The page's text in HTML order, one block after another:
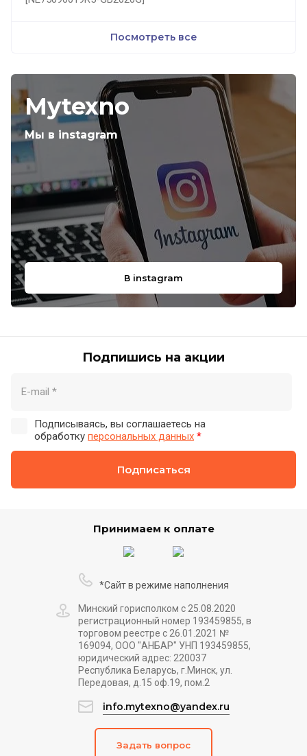
Посмотреть все
Mytexno
Мы в instagram
В instagram
Подпишись на акции
Подписываясь, вы соглашаетесь на
обработку персональных данных *
Подписаться
Принимаем к оплате
*Сайт в режиме наполнения
Минский горисполком с 25.08.2020
регистрационный номер 193459855, в
торговом реестре с 26.01.2021 №
169094, ООО "АНБАР" УНП 193459855,
юридический адрес: 220037
Республика Беларусь, г.Минск, ул.
Передовая, д.15 оф.19, пом.2
info.mytexno@yandex.ru
Задать вопрос